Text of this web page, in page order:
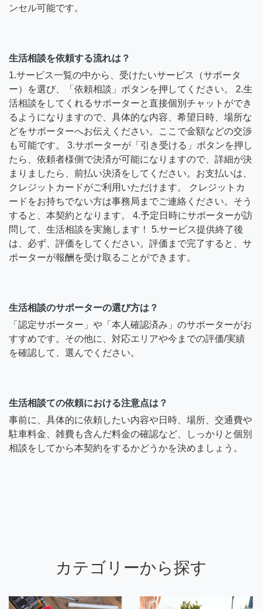
ンセル可能です。
生活相談を依頼する流れは？
1.サービス一覧の中から、受けたいサービス（サポータ
ー）を選び、「依頼相談」ボタンを押してください。 2.生
活相談をしてくれるサポーターと直接個別チャットができ
るようになりますので、具体的な内容、希望日時、場所な
どをサポーターへお伝えください。ここで金額などの交渉
も可能です。 3.サポーターが「引き受ける」ボタンを押し
たら、依頼者様側で決済が可能になりますので、詳細が決
まりましたら、前払い決済をしてください。お支払いは、
クレジットカードがご利用いただけます。 クレジットカ
ードをお持ちでない方は事務局までご連絡ください。そう
すると、本契約となります。 4.予定日時にサポーターが訪
問して、生活相談を実施します！ 5.サービス提供終了後
は、必ず、評価をしてください。評価まで完了すると、サ
ポーターが報酬を受け取ることができます。
生活相談のサポーターの選び方は？
「認定サポーター」や「本人確認済み」のサポーターがお
すすめです。その他に、対応エリアや今までの評価/実績
を確認して、選んでください。
生活相談ての依頼における注意点は？
事前に、具体的に依頼したい内容や日時、場所、交通費や
駐車料金、雑費も含んだ料金の確認など、しっかりと個別
相談をしてから本契約をするかどうかを決めましょう。
カテゴリーから探す